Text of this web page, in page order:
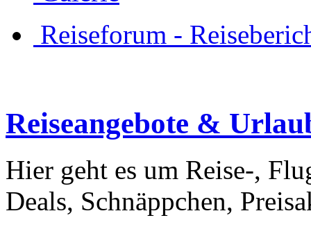
Reiseforum -
Reiseangebote &
Hier geht es um Reise-,
Deals, Schnäppchen,